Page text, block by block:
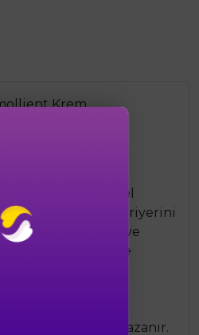
Krem
ciltler için özel
krem. Cilt bariyerini
sağlar ve
önlemeye
olarak test
ciltler için
konforlu bir his kazanır.